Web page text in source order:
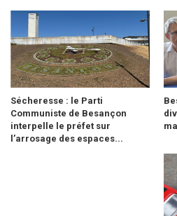
Sécheresse : le Parti
Communiste de Besançon
interpelle le préfet sur
l’arrosage des espaces...